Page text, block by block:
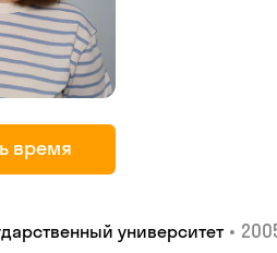
время
университет •